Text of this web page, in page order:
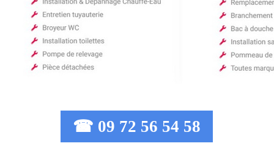
☎ 09 72 56 54 58